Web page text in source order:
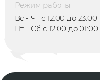
Режим работы
Вс - Чт с 12:00 до 23:00
Пт - Сб с 12:00 до 01:00